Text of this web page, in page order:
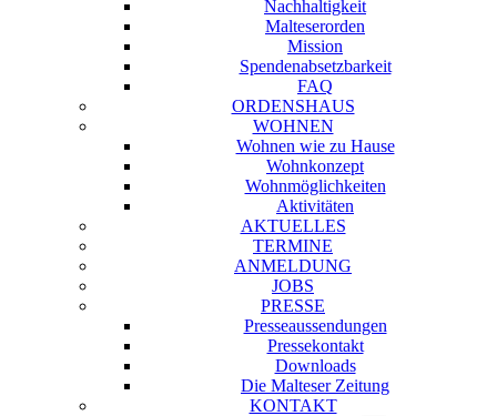
Nachhaltigkeit
Malteserorden
Mission
Spendenabsetzbarkeit
FAQ
ORDENSHAUS
WOHNEN
Wohnen wie zu Hause
Wohnkonzept
Wohnmöglichkeiten
Aktivitäten
AKTUELLES
TERMINE
ANMELDUNG
JOBS
PRESSE
Presseaussendungen
Pressekontakt
Downloads
Die Malteser Zeitung
KONTAKT